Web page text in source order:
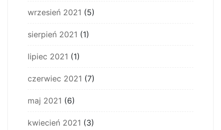
wrzesień 2021 (5)
sierpień 2021 (1)
lipiec 2021 (1)
czerwiec 2021 (7)
maj 2021 (6)
kwiecień 2021 (3)